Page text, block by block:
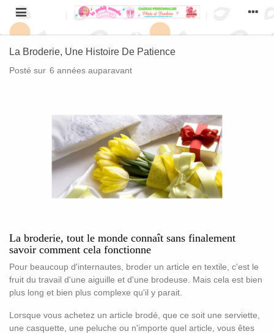
La Broderie, Une Histoire De Patience
Posté sur 6 années auparavant
La broderie, tout le monde connaît sans finalement
savoir comment cela fonctionne
Pour beaucoup d'internautes, broder un article en textile, c'est le
fruit du travail d'une aiguille et d'une brodeuse. Mais cela est bien
plus long et bien plus complexe qu'il y parait.
Lorsque vous achetez un article brodé, que ce soit une serviette,
une casquette, une peluche ou n'importe quel article, vous êtes